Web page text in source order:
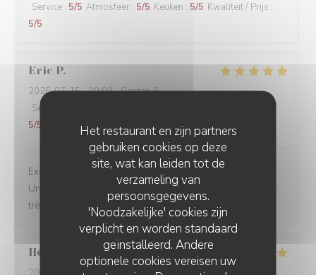
Het restaurant en zijn partners
gebruiken cookies op deze
site, wat kan leiden tot de
verzameling van
persoonsgegevens.
'Noodzakelijke' cookies zijn
verplicht en worden standaard
geïnstalleerd. Andere
optionele cookies vereisen uw
Service : 5/5 Atmosfeer : 5/5 Keuken : 5/5 Kwaliteit / Prijs :
5/5
Eric P
2026-07-15- 20:00 - Gasten 3
Service
5/5
Excellente table. Produits de qualité, belle présentation.
Un vrai moment de gastronomie Française. Et personnel
très agréable.
Hervé